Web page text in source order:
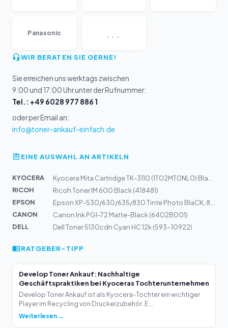
Panasonic ...
WIR BERATEN SIE GERNE!
Sie erreichen uns werktags zwischen
9:00 und 17:00 Uhr unter der Rufnummer:
Tel.: +49 6028 977 886 1
oder per Email an:
info@toner-ankauf-einfach.de
EINE AUSWAHL AN ARTIKELN
KYOCERA
RICOH
Ricoh Toner IM 600 Black (418481)
EPSON
CANON
Canon Ink PGI-72 Matte-Black (6402B001)
DELL
Dell Toner 5130cdn Cyan HC 12k (593-10922)
RATGEBER-TIPP
Develop Toner Ankauf: Nachhaltige
Geschäftspraktiken bei Kyoceras Tochterunternehmen
Develop Toner Ankauf ist als Kyocera-Tochter ein wichtiger
Player im Recycling von Druckerzubehör. E...
Weiterlesen →